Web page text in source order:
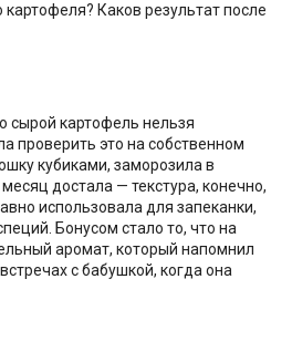
Каков результат после
сырой картофель нельзя
проверить это на собственном
кубиками, заморозила в
достала — текстура, конечно,
использовала для запеканки,
Бонусом стало то, что на
аромат, который напомнил
с бабушкой, когда она